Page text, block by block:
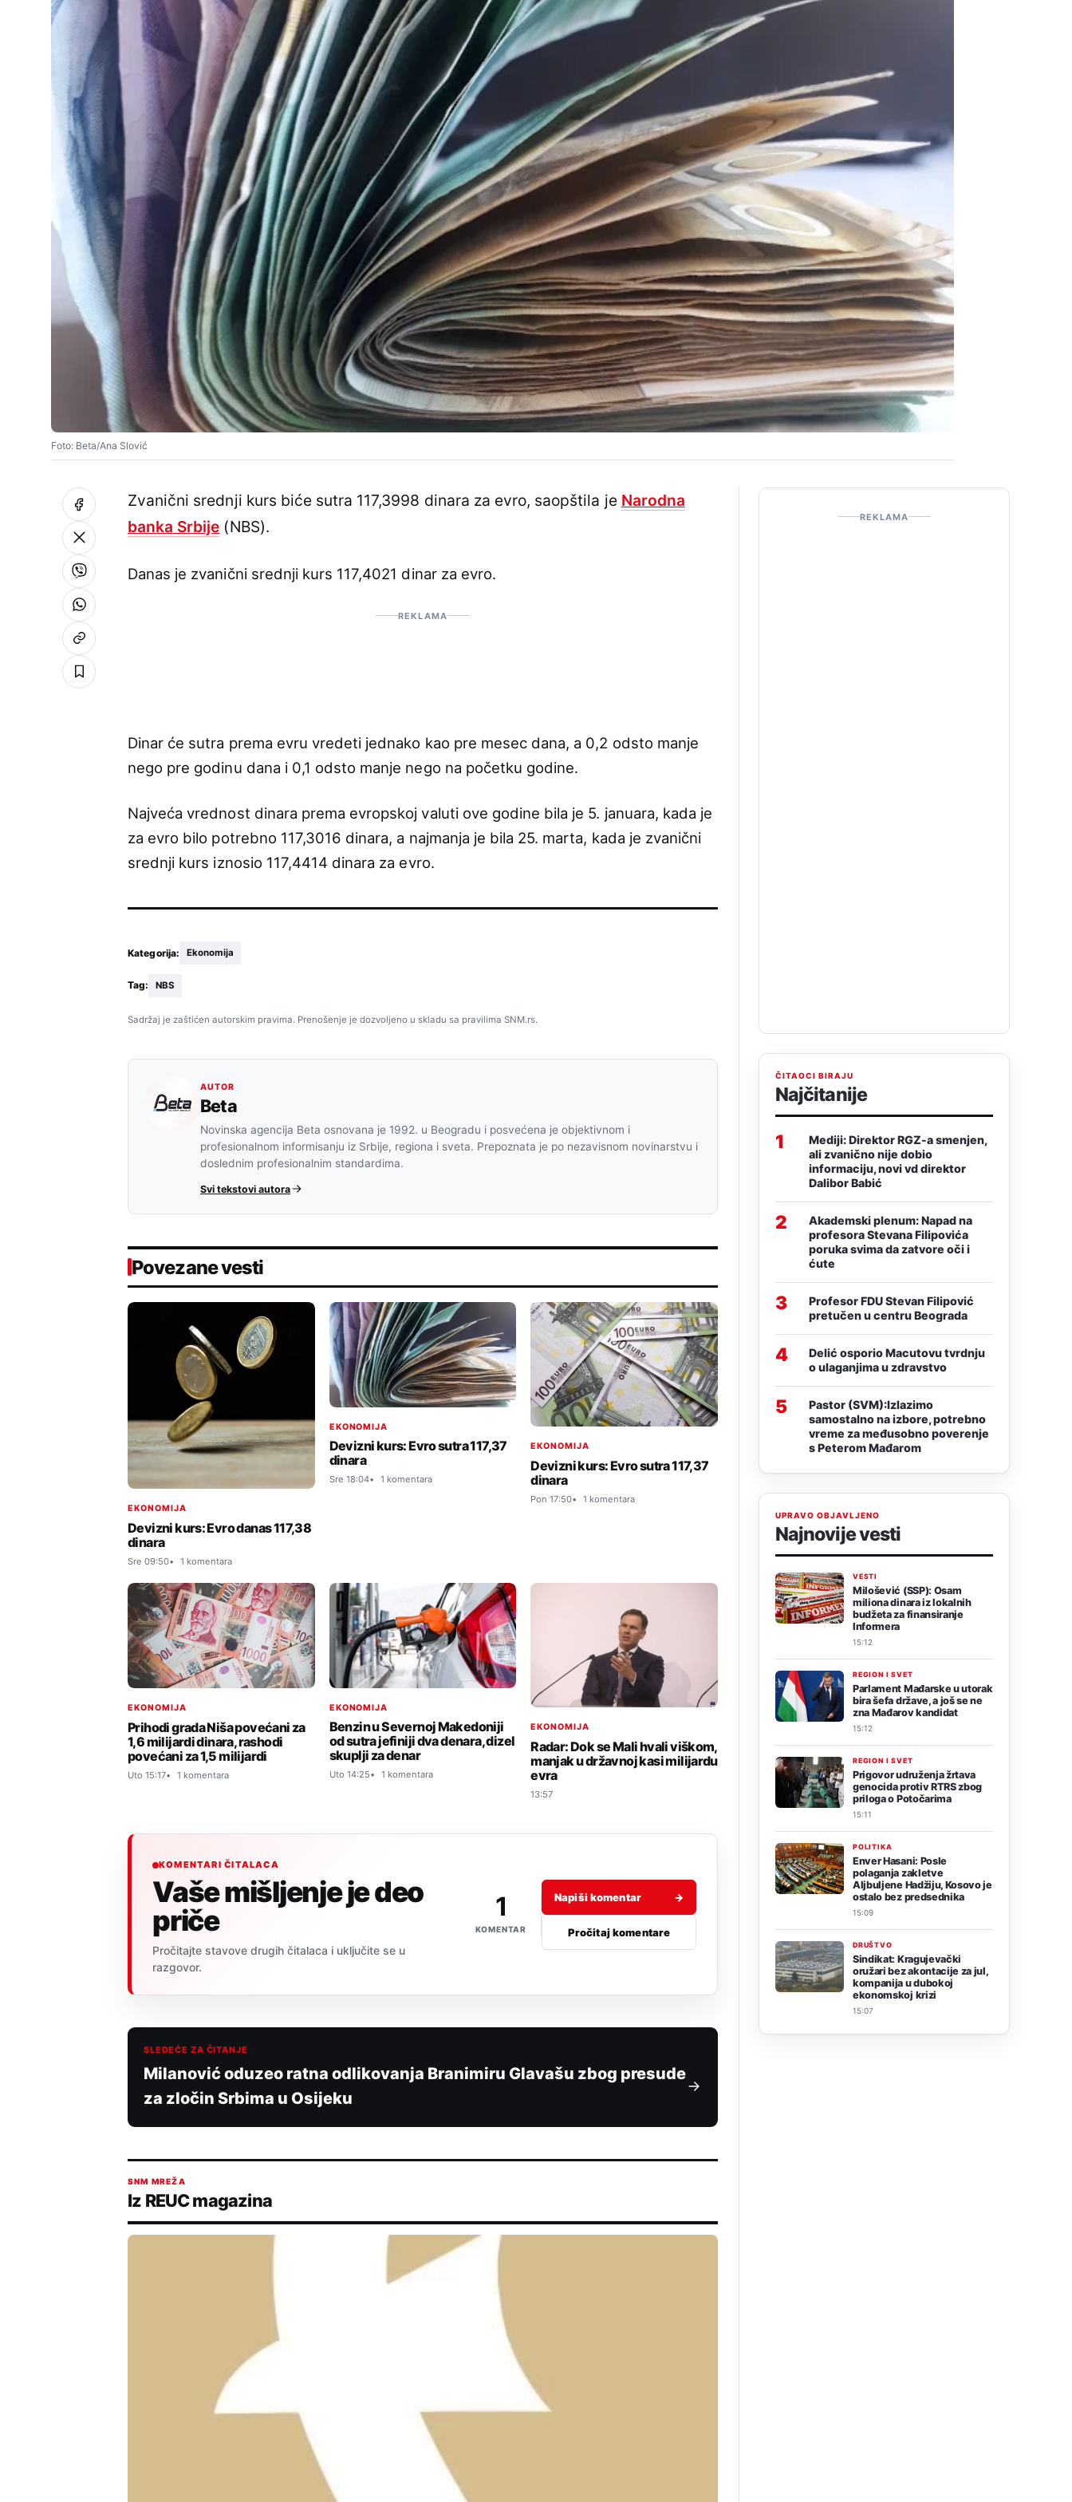
Foto: Beta/Ana Slović
Zvanični srednji kurs biće sutra 117,3998 dinara za evro, saopštila je Narodna
banka Srbije (NBS).
Danas je zvanični srednji kurs 117,4021 dinar za evro.
REKLAMA
Dinar će sutra prema evru vredeti jednako kao pre mesec dana, a 0,2 odsto manje
nego pre godinu dana i 0,1 odsto manje nego na početku godine.
Najveća vrednost dinara prema evropskoj valuti ove godine bila je 5. januara, kada je
za evro bilo potrebno 117,3016 dinara, a najmanja je bila 25. marta, kada je zvanični
srednji kurs iznosio 117,4414 dinara za evro.
Kategorija: Ekonomija
Tag: NBS
Sadržaj je zaštićen autorskim pravima. Prenošenje je dozvoljeno u skladu sa pravilima SNM.rs.
AUTOR
Beta
Novinska agencija Beta osnovana je 1992. u Beogradu i posvećena je objektivnom i
profesionalnom informisanju iz Srbije, regiona i sveta. Prepoznata je po nezavisnom novinarstvu i
doslednim profesionalnim standardima.
Svi tekstovi autora
Povezane vesti
EKONOMIJA
Devizni kurs: Evro danas 117,38
dinara
Sre 09:50 1 komentara
EKONOMIJA
Devizni kurs: Evro sutra 117,37
dinara
Sre 18:04 1 komentara
EKONOMIJA
Devizni kurs: Evro sutra 117,37
dinara
Pon 17:50 1 komentara
EKONOMIJA
Prihodi grada Niša povećani za
1,6 milijardi dinara, rashodi
povećani za 1,5 milijardi
Uto 15:17 1 komentara
EKONOMIJA
Benzin u Severnoj Makedoniji
od sutra jefiniji dva denara, dizel
skuplji za denar
Uto 14:25 1 komentara
EKONOMIJA
Radar: Dok se Mali hvali viškom,
manjak u državnoj kasi milijardu
evra
13:57
KOMENTARI ČITALACA
Vaše mišljenje je deo
priče
Pročitajte stavove drugih čitalaca i uključite se u
razgovor.
1
KOMENTAR
Napiši komentar →
Pročitaj komentare
SLEDEĆE ZA ČITANJE
Milanović oduzeo ratna odlikovanja Branimiru Glavašu zbog presude
za zločin Srbima u Osijeku
SNM MREŽA
Iz REUC magazina
REKLAMA
ČITAOCI BIRAJU
Najčitanije
1
Mediji: Direktor RGZ-a smenjen,
ali zvanično nije dobio
informaciju, novi vd direktor
Dalibor Babić
2
Akademski plenum: Napad na
profesora Stevana Filipovića
poruka svima da zatvore oči i
ćute
3
Profesor FDU Stevan Filipović
pretučen u centru Beograda
4
Delić osporio Macutovu tvrdnju
o ulaganjima u zdravstvo
5
Pastor (SVM):Izlazimo
samostalno na izbore, potrebno
vreme za međusobno poverenje
s Peterom Mađarom
UPRAVO OBJAVLJENO
Najnovije vesti
VESTI
Milošević (SSP): Osam
miliona dinara iz lokalnih
budžeta za finansiranje
Informera
15:12
REGION I SVET
Parlament Mađarske u utorak
bira šefa države, a još se ne
zna Mađarov kandidat
15:12
REGION I SVET
Prigovor udruženja žrtava
genocida protiv RTRS zbog
priloga o Potočarima
15:11
POLITIKA
Enver Hasani: Posle
polaganja zakletve
Aljbuljene Hadžiju, Kosovo je
ostalo bez predsednika
15:09
DRUŠTVO
Sindikat: Kragujevački
oružari bez akontacije za jul,
kompanija u dubokoj
ekonomskoj krizi
15:07